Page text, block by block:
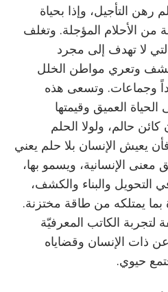
التأجيل، وإذا بحياة
من الأحلام المؤجلة. وتغلف
لا تهدف إلى مجرد
وتعري مواطن الخلل
وجماعات. وتسعى هذه
العميق وقيمتها
حالم، ولولا الحلم
يعيش الإنسان بلا حلم يعني
الإنسانية، ويسمو بها،
والبناء والكشف،
بما يمتلكه من طاقة مختزنة.
الكاتب المعرفيّة
عن ذات الإنسان وقضاياه
حيوي.